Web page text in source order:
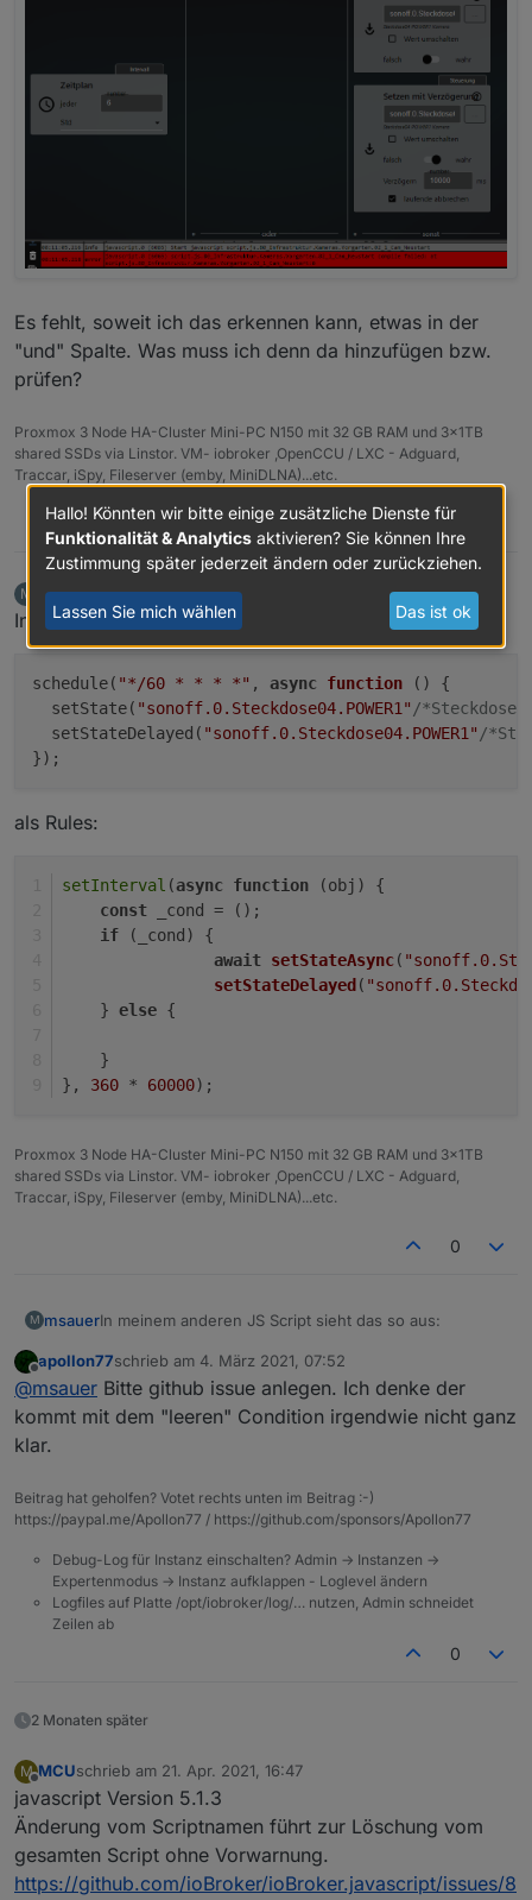
Es fehlt, soweit ich das erkennen kann, etwas in der
"und" Spalte. Was muss ich denn da hinzufügen bzw.
prüfen?
Proxmox 3 Node HA-Cluster Mini-PC N150 mit 32 GB RAM und 3x1TB
shared SSDs via Linstor. VM- iobroker ,OpenCCU / LXC - Adguard,
Traccar, iSpy, Fileserver (emby, MiniDLNA)...etc.
0
M
Offline
msauerschrieb am4. März 2021, 07:41
zuletzt editiert von msauer 3. Apr. 2021, 08:41
In meinem anderen JS Script sieht das so aus:
schedule( "*/60 * * * *" , async function ()
{
  setState(
"sonoff.0.Steckdose04.POWER1" /
  setStateDelayed(
"sonoff.0.Steckdose04.POWER1" /
als Rules:
setInterval (async function (obj ) {
const _cond = ();
if (_cond) {
await setStateAsync(
setStateDelayed (
    }
else {
    }
}, 360 * 60000);
Proxmox 3 Node HA-Cluster Mini-PC N150 mit 32 GB RAM und 3x1TB
shared SSDs via Linstor. VM- iobroker ,OpenCCU / LXC - Adguard,
Traccar, iSpy, Fileserver (emby, MiniDLNA)...etc.
0
M msauerIn meinem anderen JS Script sieht das so aus:
schedule("*/60 * * * *", async function () {
setState("sonoff.0.Steckdose04.POWER1"/
als Rules:
    if (_cond) {
await
    } else {
    }
Offline
apollon77schrieb am 4. März 2021, 07:52
zuletzt editiert von
@msauer Bitte github issue anlegen. Ich denke der
kommt mit dem "leeren" Condition irgendwie nicht ganz
klar.
Beitrag hat geholfen? Votet rechts unten im Beitrag :-)
https://paypal.me/Apollon77 / https://github.com/sponsors/Apollon77
Debug-Log für Instanz einschalten? Admin -> Instanzen ->
Expertenmodus -> Instanz aufklappen - Loglevel ändern
Logfiles auf Platte /opt/iobroker/log/… nutzen, Admin schneidet
Zeilen ab
0
2 Monaten später
M
Offline
MCUschrieb am 21. Apr. 2021, 16:47
zuletzt editiert von
javascript Version 5.1.3
Änderung vom Scriptnamen führt zur Löschung vom
gesamten Script ohne Vorwarnung.
https://github.com/ioBroker/ioBroker.javascript/issues/8
Hallo! Könnten wir bitte einige zusätzliche Dienste für
Funktionalität & Analytics aktivieren? Sie können Ihre
Zustimmung später jederzeit ändern oder zurückziehen.
Lassen Sie mich wählen Das ist ok